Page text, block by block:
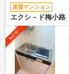
賃貸マンション
エクシ－ド梅小路
NEW